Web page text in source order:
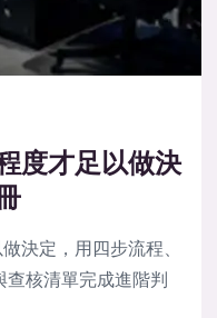
度才足以做決
決定，用四步流程、
核清單完成進階判